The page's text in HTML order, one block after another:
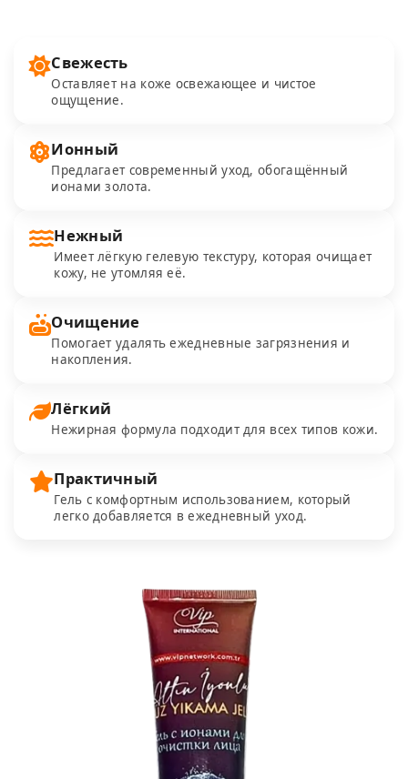
Свежесть
Оставляет на коже освежающее и чистое
ощущение.
Ионный
Предлагает современный уход, обогащённый
ионами золота.
Нежный
Имеет лёгкую гелевую текстуру, которая очищает
кожу, не утомляя её.
Очищение
Помогает удалять ежедневные загрязнения и
накопления.
Лёгкий
Нежирная формула подходит для всех типов кожи.
Практичный
Гель с комфортным использованием, который
легко добавляется в ежедневный уход.